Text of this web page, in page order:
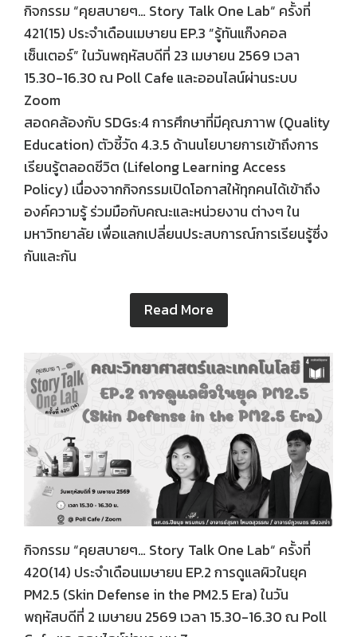
กิจกรรม “คุยสบายๆ… Story Talk One Lab“ ครั้งที่
421(15) ประจำเดือนเมษายน EP.3 ”รู้ทันแก๊งคอล
เซ็นเตอร์” ในวันพฤหัสบดีที่ 23 เมษายน 2569 เวลา
15.30-16.30 ณ Poll Cafe และออนไลน์ผ่านระบบ
Zoom
สอดคล้องกับ SDGs:4 การศึกษาที่มีคุณภาาพ (Quality
Education) ตัวชี้วัด 4.3.5 ด้านนโยบายการเข้าถึงการ
เรียนรู้ตลอดชีวิต (Lifelong Learning Access
Policy) เนื่องจากกิจกรรมเปิดโอกาสให้ทุกคนได้เข้าถึง
องค์ความรู้ ร่วมมือกับคณะและหน่วยงาน ต่างๆ ใน
มหาวิทยาลัย เพื่อแลกเปลี่ยนประสบการณ์การเรียนรู้ซึ่ง
กันและกัน
Read More
กิจกรรม “คุยสบายๆ… Story Talk One Lab“ ครั้งที่
420(14) ประจำเดือนเมษายน EP.2 การดูแลผิวในยุค
PM2.5 (Skin Defense in the PM2.5 Era) ในวัน
พฤหัสบดีที่ 2 เมษายน 2569 เวลา 15.30-16.30 ณ Poll